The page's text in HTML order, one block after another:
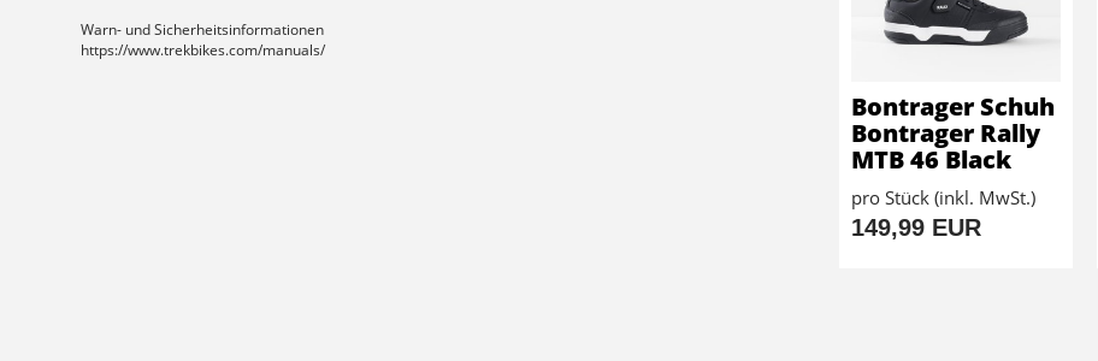
Warn- und Sicherheitsinformationen
https://www.trekbikes.com/manuals/
Bontrager Schuh
Bontrager Rally
MTB 46 Black
pro Stück (inkl. MwSt.)
149,99 EUR